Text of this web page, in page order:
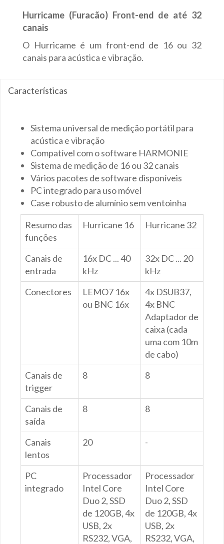
Hurricame (Furacão) Front-end de até 32
canais
O Hurricame é um front-end de 16 ou 32
canais para acústica e vibração.
Características
Sistema universal de medição portátil para
acústica e vibração
Compatível com o software HARMONIE
Sistema de medição de 16 ou 32 canais
Vários pacotes de software disponíveis
PC integrado para uso móvel
Case robusto de alumínio sem ventoinha
Resumo das
funções
Hurricane 16 Hurricane 32
Canais de
entrada
16x DC ... 40
kHz
32x DC ... 20
kHz
Conectores
LEMO7 16x
ou BNC 16x
4x DSUB37,
4x BNC
Adaptador de
caixa (cada
uma com 10m
de cabo)
Canais de
trigger
8 8
Canais de
saída
8 8
Canais
lentos
20 -
PC
integrado
Processador
Intel Core
Duo 2, SSD
de 120GB, 4x
USB, 2x
RS232, VGA,
Processador
Intel Core
Duo 2, SSD
de 120GB, 4x
USB, 2x
RS232, VGA,